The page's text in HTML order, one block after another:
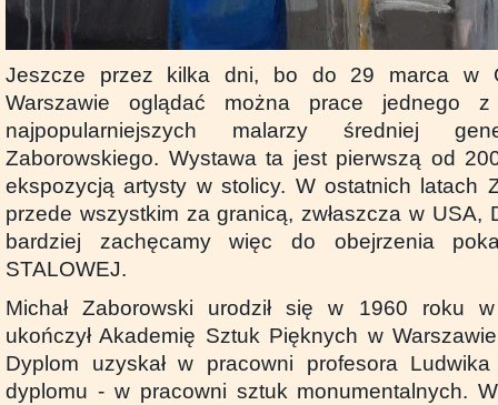
Jeszcze przez kilka dni, bo do 29 marca w
Warszawie oglądać można prace jednego z
najpopularniejszych malarzy średniej
Zaborowskiego. Wystawa ta jest pierwszą od
ekspozycją artysty w stolicy. W ostatnich latach
przede wszystkim za granicą, zwłaszcza w USA,
bardziej zachęcamy więc do obejrzenia
STALOWEJ.
Michał Zaborowski urodził się w 1960 roku
ukończył Akademię Sztuk Pięknych w
Dyplom uzyskał w pracowni profesora
dyplomu - w pracowni sztuk monumentalnych.